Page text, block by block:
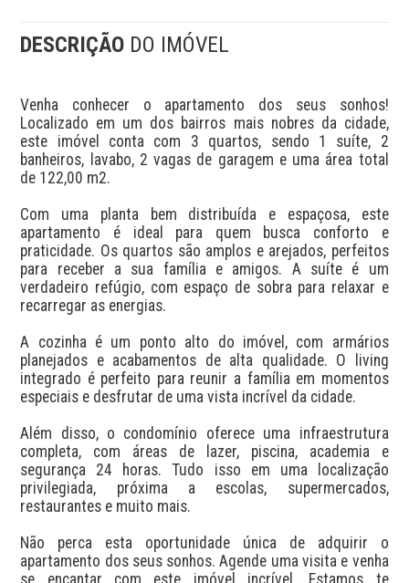
DESCRIÇÃO DO IMÓVEL
Venha conhecer o apartamento dos seus sonhos!
Localizado em um dos bairros mais nobres da cidade,
este imóvel conta com 3 quartos, sendo 1 suíte, 2
banheiros, lavabo, 2 vagas de garagem e uma área total
de 122,00 m2.
Com uma planta bem distribuída e espaçosa, este
apartamento é ideal para quem busca conforto e
praticidade. Os quartos são amplos e arejados, perfeitos
para receber a sua família e amigos. A suíte é um
verdadeiro refúgio, com espaço de sobra para relaxar e
recarregar as energias.
A cozinha é um ponto alto do imóvel, com armários
planejados e acabamentos de alta qualidade. O living
integrado é perfeito para reunir a família em momentos
especiais e desfrutar de uma vista incrível da cidade.
Além disso, o condomínio oferece uma infraestrutura
completa, com áreas de lazer, piscina, academia e
segurança 24 horas. Tudo isso em uma localização
privilegiada, próxima a escolas, supermercados,
restaurantes e muito mais.
Não perca esta oportunidade única de adquirir o
apartamento dos seus sonhos. Agende uma visita e venha
se encantar com este imóvel incrível. Estamos te